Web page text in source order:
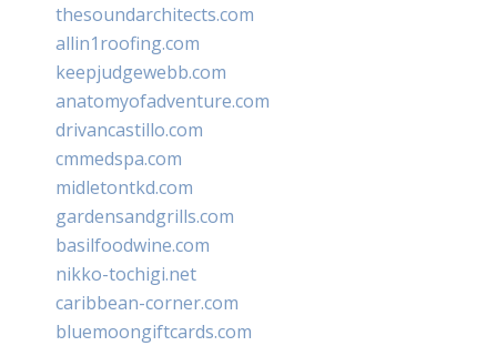
thesoundarchitects.com
allin1roofing.com
keepjudgewebb.com
anatomyofadventure.com
drivancastillo.com
cmmedspa.com
midletontkd.com
gardensandgrills.com
basilfoodwine.com
nikko-tochigi.net
caribbean-corner.com
bluemoongiftcards.com